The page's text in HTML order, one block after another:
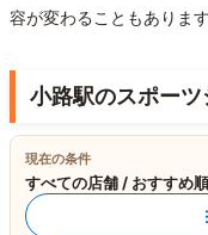
容が変わることもありま
小路駅のスポー
現在の条件
すべての店舗 / おすすめ順